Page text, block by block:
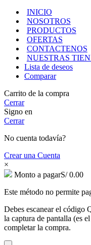
INICIO
NOSOTROS
PRODUCTOS
OFERTAS
CONTACTENOS
NUESTRAS
Lista de deseos
Comparar
Carrito de la compra
Cerrar
Signo en
Cerrar
No cuenta todavía?
Crear una Cuenta
×
Monto a pagarS/0.00
Este método no permite
Debes escanear el código
la captura de pantalla (es
completar la compra.